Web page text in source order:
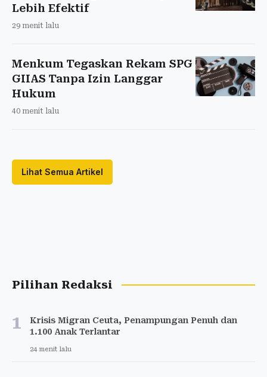
Lebih Efektif
29 menit lalu
Menkum Tegaskan Rekam SPG
GIIAS Tanpa Izin Langgar
Hukum
40 menit lalu
Lihat Semua Artikel
Pilihan Redaksi
1
Krisis Migran Ceuta, Penampungan Penuh dan
1.100 Anak Terlantar
24 menit lalu